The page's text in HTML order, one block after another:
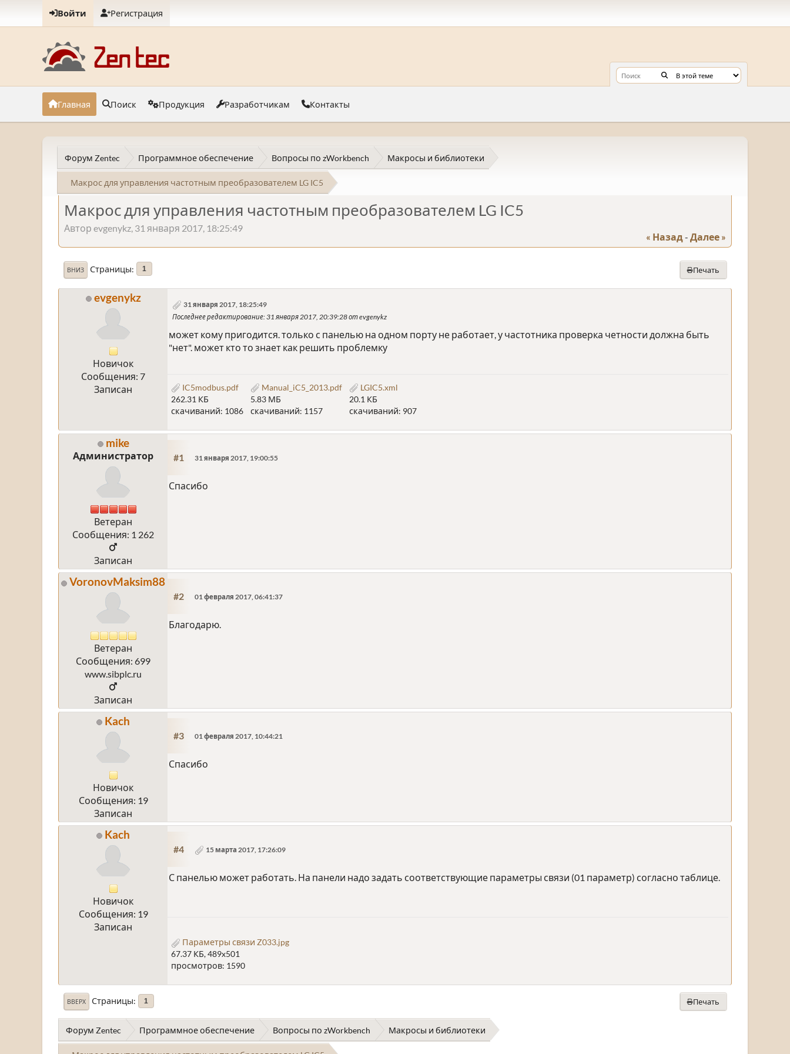
Войти Регистрация
Главная Поиск Продукция Разработчикам Контакты
Форум Zentec Программное обеспечение Вопросы по zWorkbench Макросы и библиотеки
Макрос для управления частотным преобразователем LG IC5
Макрос для управления частотным преобразователем LG IC5
Автор evgenykz, 31 января 2017, 18:25:49
« Назад - Далее »
Печать
ВНИЗ Страницы 1
evgenykz
Новичок
Сообщения: 7
Записан
31 января 2017, 18:25:49
Последнее редактирование: 31 января 2017, 20:39:28 от evgenykz
может кому пригодится. только с панелью на одном порту не работает, у частотника проверка четности должна быть
"нет". может кто то знает как решить проблемку
IC5modbus.pdf
262.31 КБ
скачиваний: 1086
Manual_iC5_2013.pdf
5.83 МБ
скачиваний: 1157
LGIC5.xml
20.1 КБ
скачиваний: 907
mike
Администратор
Ветеран
Сообщения: 1 262
Записан
#1 31 января 2017, 19:00:55
Спасибо
VoronovMaksim88
Ветеран
Сообщения: 699
www.sibplc.ru
Записан
#2 01 февраля 2017, 06:41:37
Благодарю.
Kach
Новичок
Сообщения: 19
Записан
#3 01 февраля 2017, 10:44:21
Спасибо
Kach
Новичок
Сообщения: 19
Записан
#4 15 марта 2017, 17:26:09
С панелью может работать. На панели надо задать соответствующие параметры связи (01 параметр) согласно таблице.
Параметры связи Z033.jpg
67.37 КБ, 489x501
просмотров: 1590
Печать
ВВЕРХ Страницы 1
Форум Zentec Программное обеспечение Вопросы по zWorkbench Макросы и библиотеки